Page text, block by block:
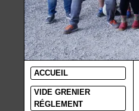
ACCUEIL
VIDE GRENIER
RÉGLEMENT